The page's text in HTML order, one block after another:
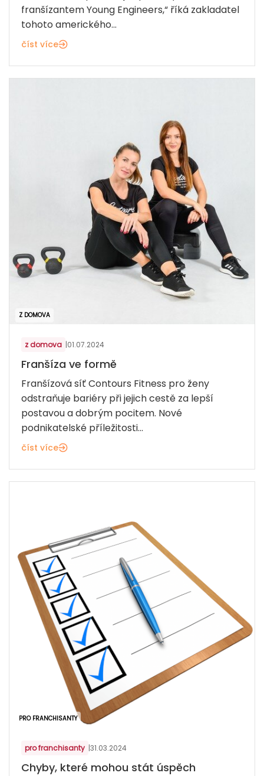
franšízantem Young Engineers,“ říká zakladatel
tohoto amerického...
číst více
Z DOMOVA
z domova |01.07.2024
Franšíza ve formě
Franšízová síť Contours Fitness pro ženy
odstraňuje bariéry při jejich cestě za lepší
postavou a dobrým pocitem. Nové
podnikatelské příležitosti...
číst více
PRO FRANCHISANTY
pro franchisanty |31.03.2024
Chyby, které mohou stát úspěch